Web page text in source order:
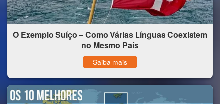
O Exemplo Suíço – Como Várias Línguas Coexistem
no Mesmo País
Saiba mais